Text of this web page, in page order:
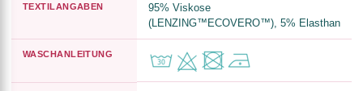
TEXTILANGABEN
95% Viskose
(LENZING™ECOVERO™), 5% Elasthan
WASCHANLEITUNG